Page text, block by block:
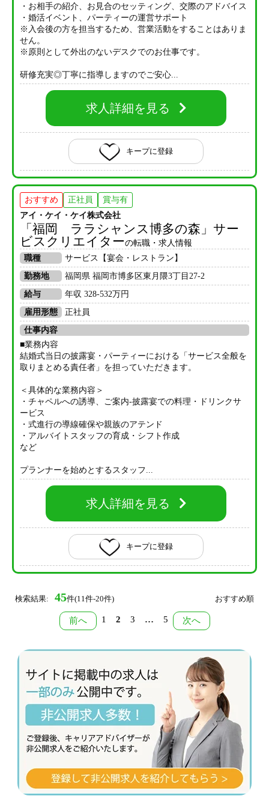
・お相手の紹介、お見合のセッティング、交際のアドバイス
・婚活イベント、パーティーの運営サポート
※入会後の方を担当するため、営業活動をすることはありま
せん。
※原則として外出のないデスクでのお仕事です。
研修充実◎丁寧に指導しますのでご安心...
求人詳細を見る
キープに登録
おすすめ 正社員
賞与有
アイ・ケイ・ケイ株式会社
「福岡 ララシャンス博多の森」サー
ビスクリエイターの転職・求人情報
職種
サービス【宴会・レストラン】
勤務地
福岡県 福岡市博多区東月隈3丁目27-2
給与
年収 328-532万円
雇用形態
正社員
仕事内容
■業務内容
結婚式当日の披露宴・パーティーにおける「サービス全般を
取りまとめる責任者」を担っていただきます。
＜具体的な業務内容＞
・チャペルへの誘導、ご案内-披露宴での料理・ドリンクサ
ービス
・式進行の導線確保や親族のアテンド
・アルバイトスタッフの育成・シフト作成
など
プランナーを始めとするスタッフ...
求人詳細を見る
キープに登録
検索結果: 45件(11件-20件) おすすめ順
前へ 1 2 3 … 5 次へ